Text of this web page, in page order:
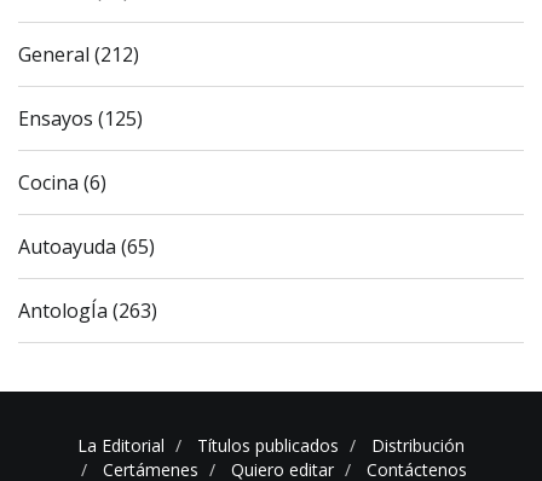
General (212)
Ensayos (125)
Cocina (6)
Autoayuda (65)
AntologÍa (263)
La Editorial Títulos publicados
Distribución
Certámenes
Quiero editar Contáctenos